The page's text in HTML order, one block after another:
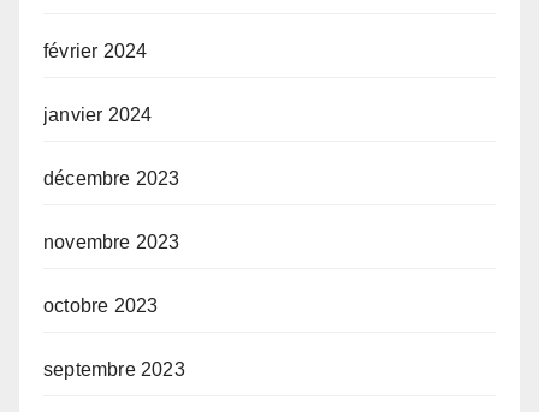
février 2024
janvier 2024
décembre 2023
novembre 2023
octobre 2023
septembre 2023